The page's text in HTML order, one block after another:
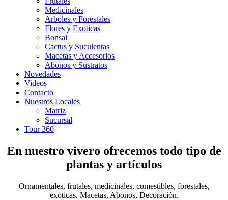
Medicinales
Arboles y Forestales
Flores y Exóticas
Bonsai
Cactus y Suculentas
Macetas y Accesorios
Abonos y Sustratos
Novedades
Videos
Contacto
Nuestros Locales
Matriz
Sucursal
Tour 360
En nuestro vivero ofrecemos todo tipo de
plantas y artículos
Ornamentales, frutales, medicinales, comestibles, forestales,
exóticas. Macetas, Abonos, Decoración.